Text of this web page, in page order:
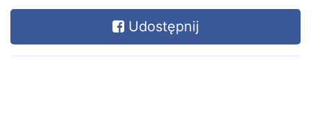
Udostępnij